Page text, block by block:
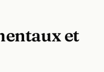
et